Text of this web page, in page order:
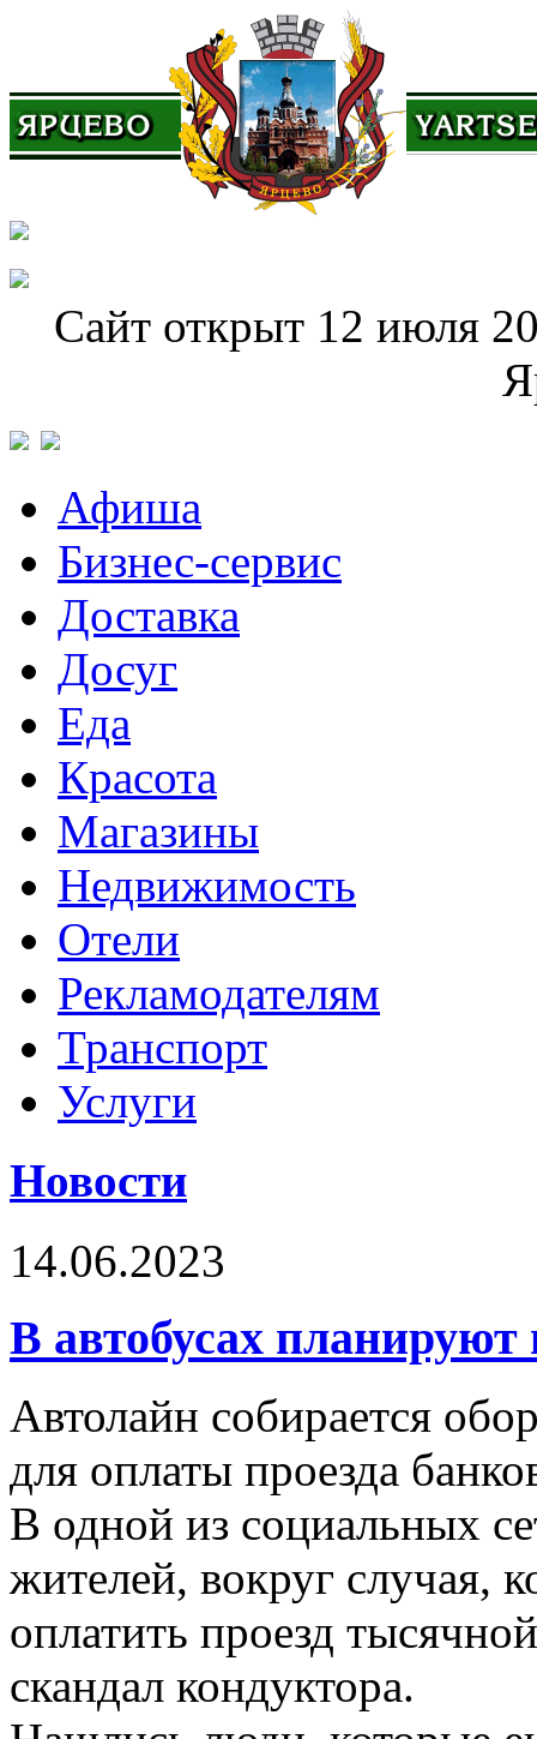
Сайт открыт 12 июля
Афиша
Бизнес-сервис
Доставка
Досуг
Еда
Красота
Магазины
Недвижимость
Отели
Рекламодателям
Транспорт
Услуги
Новости
14.06.2023
В автобусах
Автолайн собирается
для оплаты проезда
В одной из социальных
жителей, вокруг случая,
оплатить проезд
скандал кондуктора.